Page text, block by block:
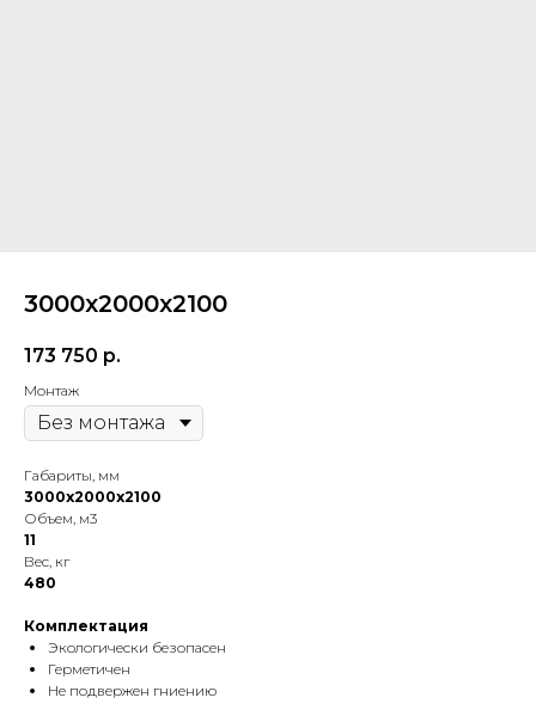
3000х2000х2100
173 750 р.
Монтаж
Габариты, мм
3000х2000х2100
Объем, м3
11
Вес, кг
480
Комплектация
Экологически безопасен
Герметичен
Не подвержен гниению